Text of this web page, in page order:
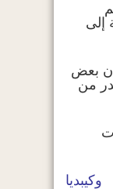
إلى
بعض
من
وكيبديا